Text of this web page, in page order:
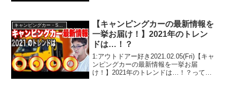
2022.11...
【キャンピングカーの最新情報を
一挙お届け！】2021年のトレン
ドは…！？
1:アウトドアー好き2021.02.05(Fri)【キャ
ンピングカーの最新情報を一挙お届
け！】2021年のトレンドは…！？って人